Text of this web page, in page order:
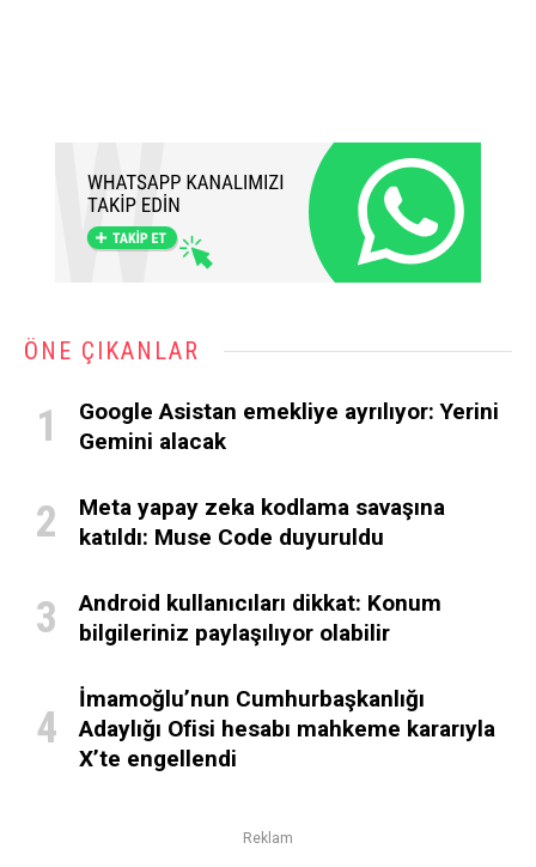
ÖNE ÇIKANLAR
Google Asistan emekliye ayrılıyor: Yerini
Gemini alacak
Meta yapay zeka kodlama savaşına
katıldı: Muse Code duyuruldu
Android kullanıcıları dikkat: Konum
bilgileriniz paylaşılıyor olabilir
İmamoğlu’nun Cumhurbaşkanlığı
Adaylığı Ofisi hesabı mahkeme kararıyla
X’te engellendi
Reklam